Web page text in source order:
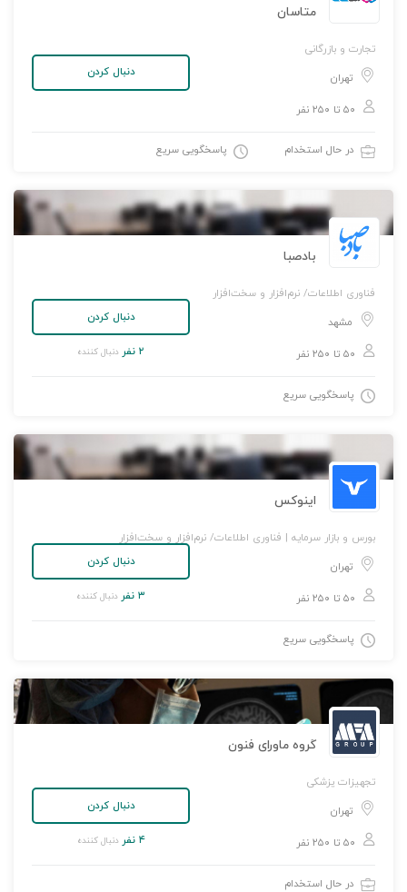
متاسان
تجارت و بازرگانی
تهران
۵۰ تا ۲۵۰ نفر
دنبال کردن
در حال استخدام پاسخگویی سریع
بادصبا
فناوری اطلاعات/ نرم‌افزار و سخت‌افزار
مشهد
۵۰ تا ۲۵۰ نفر
دنبال کردن
۲ نفر دنبال کننده
پاسخگویی سریع
اینوکس
بورس و بازار سرمایه | فناوری اطلاعات/ نرم‌افزار و سخت‌افزار
تهران
۵۰ تا ۲۵۰ نفر
دنبال کردن
۳ نفر دنبال کننده
پاسخگویی سریع
گروه ماورای فنون
تجهیزات پزشکی
تهران
۵۰ تا ۲۵۰ نفر
دنبال کردن
۴ نفر دنبال کننده
در حال استخدام